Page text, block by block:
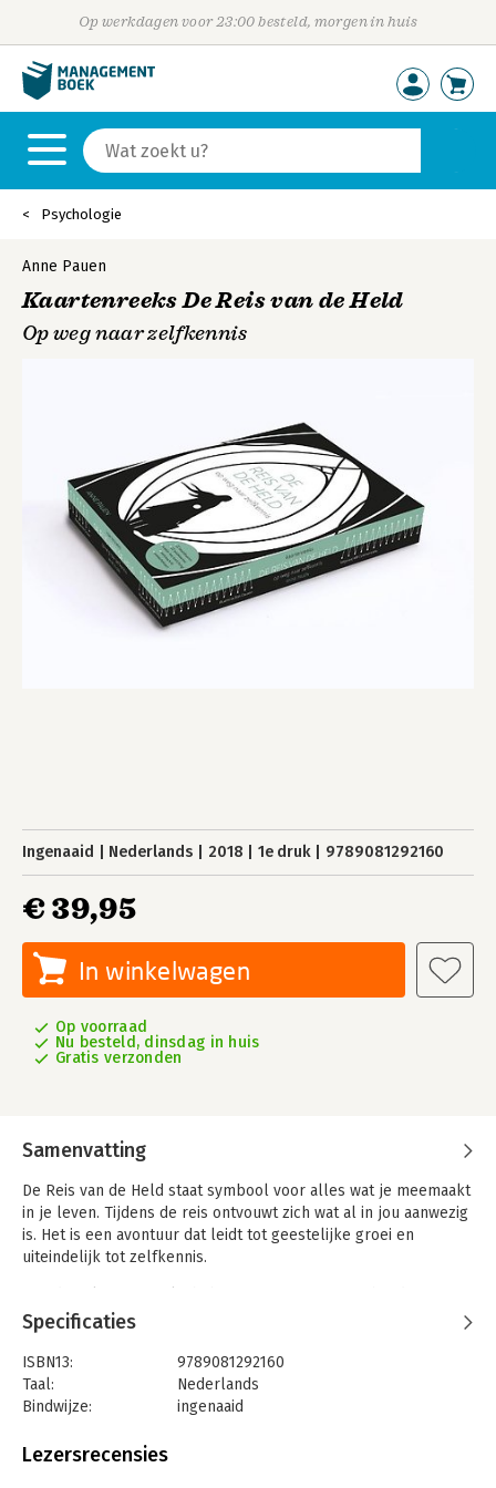
Op werkdagen voor 23:00 besteld, morgen in huis
Psychologie
Anne Pauen
Kaartenreeks De Reis van de Held
Op weg naar zelfkennis
Ingenaaid Nederlands 2018 1e druk 9789081292160
€ 39,95
In winkelwagen
Op voorraad
Nu besteld, dinsdag in huis
Gratis verzonden
Samenvatting
De Reis van de Held staat symbool voor alles wat je meemaakt
in je leven. Tijdens de reis ontvouwt zich wat al in jou aanwezig
is. Het is een avontuur dat leidt tot geestelijke groei en
uiteindelijk tot zelfkennis.
persoonlijke en professionele ontwikkeling te ondersteunen.
De Reis van de Held nodigt je uit om stil te staan en je bewust
te worden van wat op dit moment in jouw leven om aandacht
vraagt. In de kaarten zijn drie betekenislagen bij elkaar
gebracht: het mythologisch verhaal van de reis van de held, de
dieptepsychologie.
Specificaties
ISBN13:
9789081292160
Taal:
Nederlands
Bindwijze:
ingenaaid
Uitgever:
Lezersrecensies